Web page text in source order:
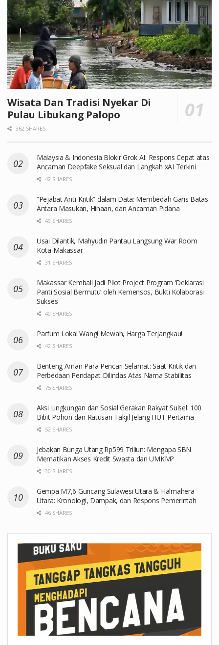
Wisata Dan Tradisi Nyekar Di
Pulau Libukang Palopo
362 SHARES
Malaysia & Indonesia Blokir Grok AI: Respons Cepat atas
Ancaman Deepfake Seksual dan Langkah xAI Terkini
42 SHARES
“Pejabat Anti-Kritik” dalam Data: Membedah Garis Batas
Antara Masukan, Hinaan, dan Ancaman Pidana
49 SHARES
Usai Dilantik, Mahyudin Pantau Langsung War Room
Kota Makassar
31 SHARES
Makassar Kembali Jadi Pilot Project Program ‘Deklarasi
Panti Sosial Bermutu’ oleh Kemensos, Bukti Kolaborasi
Sukses
40 SHARES
Parfum Lokal Wangi Mewah, Harga Terjangkau!
42 SHARES
Benteng Aman Para Pencari Selamat: Saat Kritik dan
Perbedaan Pendapat Dilindas Atas Nama Stabilitas
75 SHARES
Aksi Lingkungan dan Sosial Gerakan Rakyat Sulsel: 100
Bibit Pohon dan Ratusan Takjil Jelang HUT Pertama
52 SHARES
Jebakan Bunga Utang Rp599 Triliun: Mengapa SBN
Mematikan Akses Kredit Swasta dan UMKM?
30 SHARES
Gempa M7,6 Guncang Sulawesi Utara & Halmahera
Utara: Kronologi, Dampak, dan Respons Pemerintah
46 SHARES